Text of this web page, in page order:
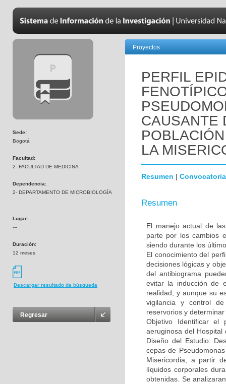
Sede:
Bogotá
Facultad:
2- FACULTAD DE MEDICINA
Dependencia:
2- DEPARTAMENTO DE MICROBIOLOGÍA
Lugar:
---
Duración:
12 meses
Descargar resultado de búsqueda
Regresar
Proyectos
PERFIL
CAUSANTE
LA
Resumen | Convocatoria
Resumen
El manejo actual de
parte por los cambios
siendo durante los
El conocimiento del
decisiones lógicas y
del antibiograma
evitar la inducción de
realidad, y aunque su
vigilancia y control
reservorios y
Objetivo Identificar el
aeruginosa del
Diseño del Estudio:
cepas de
Misericordia, a partir
líquidos corporales
obtenidas. Se